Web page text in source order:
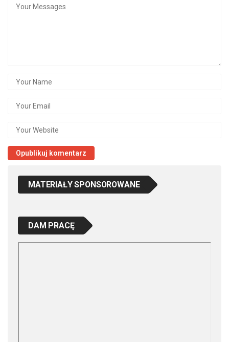
MATERIAŁY SPONSOROWANE
DAM PRACĘ